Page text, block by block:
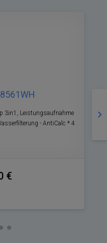
3in1, Leistungsaufnahme
- AntiCalc * 4
€